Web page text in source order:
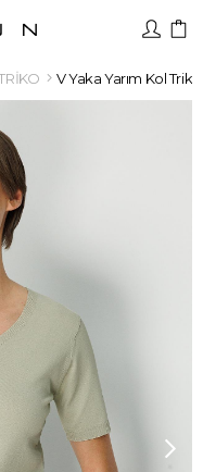
V Yaka Yarım Kol Triko